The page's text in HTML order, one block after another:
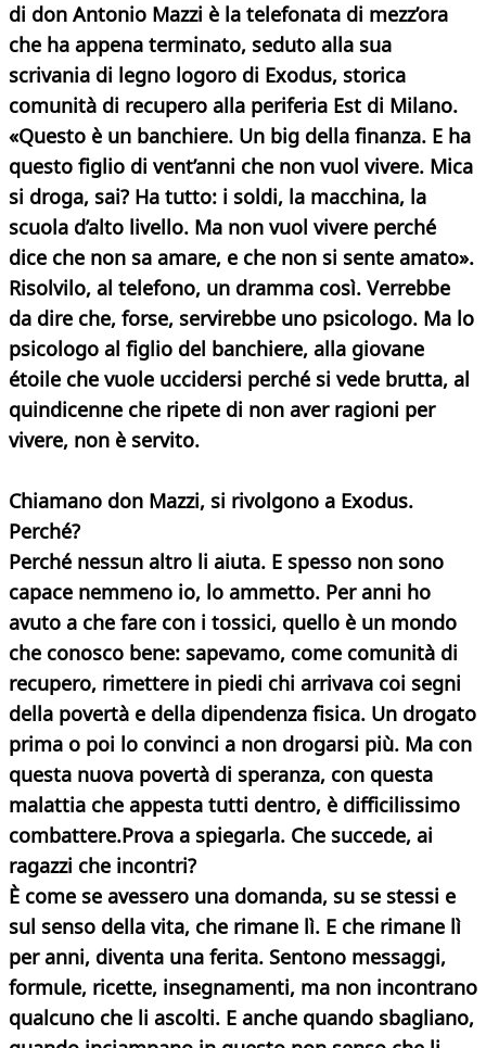
di don Antonio Mazzi è la telefonata di mezz’ora
che ha appena terminato, seduto alla sua
scrivania di legno logoro di Exodus, storica
comunità di recupero alla periferia Est di Milano.
«Questo è un banchiere. Un big della finanza. E ha
questo figlio di vent’anni che non vuol vivere. Mica
si droga, sai? Ha tutto: i soldi, la macchina, la
scuola d’alto livello. Ma non vuol vivere perché
dice che non sa amare, e che non si sente amato».
Risolvilo, al telefono, un dramma così. Verrebbe
da dire che, forse, servirebbe uno psicologo. Ma lo
psicologo al figlio del banchiere, alla giovane
étoile che vuole uccidersi perché si vede brutta, al
quindicenne che ripete di non aver ragioni per
vivere, non è servito.
Chiamano don Mazzi, si rivolgono a Exodus.
Perché?
Perché nessun altro li aiuta. E spesso non sono
capace nemmeno io, lo ammetto. Per anni ho
avuto a che fare con i tossici, quello è un mondo
che conosco bene: sapevamo, come comunità di
recupero, rimettere in piedi chi arrivava coi segni
della povertà e della dipendenza fisica. Un drogato
prima o poi lo convinci a non drogarsi più. Ma con
questa nuova povertà di speranza, con questa
malattia che appesta tutti dentro, è difficilissimo
combattere.Prova a spiegarla. Che succede, ai
ragazzi che incontri?
È come se avessero una domanda, su se stessi e
sul senso della vita, che rimane lì. E che rimane lì
per anni, diventa una ferita. Sentono messaggi,
formule, ricette, insegnamenti, ma non incontrano
qualcuno che li ascolti. E anche quando sbagliano,